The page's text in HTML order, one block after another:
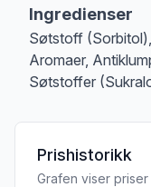
Ingredienser
Søtstoff
Aromaer,
Søtstoffer
Prishistorikk
Grafen viser